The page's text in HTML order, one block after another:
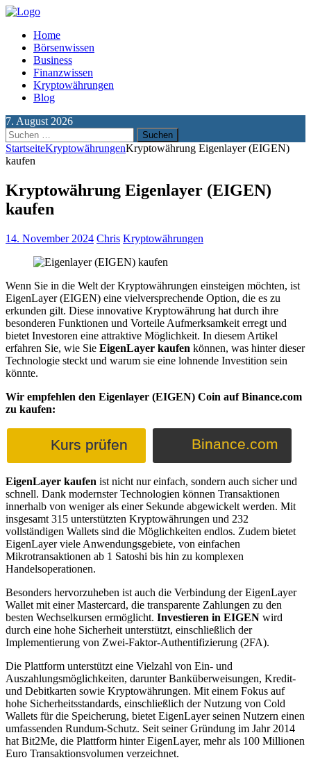
Home
Börsenwissen
Business
Finanzwissen
Kryptowährungen
Blog
7. August 2026
Suchen
nach:
StartseiteKryptowährungenKryptowährung Eigenlayer (EIGEN)
kaufen
Kryptowährung Eigenlayer (EIGEN)
kaufen
14. November 2024 Chris Kryptowährungen
Wenn Sie in die Welt der Kryptowährungen einsteigen möchten, ist
EigenLayer (EIGEN) eine vielversprechende Option, die es zu
erkunden gilt. Diese innovative Kryptowährung hat durch ihre
besonderen Funktionen und Vorteile Aufmerksamkeit erregt und
bietet Investoren eine attraktive Möglichkeit. In diesem Artikel
erfahren Sie, wie Sie EigenLayer kaufen können, was hinter dieser
Technologie steckt und warum sie eine lohnende Investition sein
könnte.
Wir empfehlen den Eigenlayer (EIGEN) Coin auf Binance.com
zu kaufen:
Binance.com
Kurs prüfen
EigenLayer kaufen ist nicht nur einfach, sondern auch sicher und
schnell. Dank modernster Technologien können Transaktionen
innerhalb von weniger als einer Sekunde abgewickelt werden. Mit
insgesamt 315 unterstützten Kryptowährungen und 232
vollständigen Wallets sind die Möglichkeiten endlos. Zudem bietet
EigenLayer viele Anwendungsgebiete, von einfachen
Mikrotransaktionen ab 1 Satoshi bis hin zu komplexen
Handelsoperationen.
Besonders hervorzuheben ist auch die Verbindung der EigenLayer
Wallet mit einer Mastercard, die transparente Zahlungen zu den
besten Wechselkursen ermöglicht. Investieren in EIGEN wird
durch eine hohe Sicherheit unterstützt, einschließlich der
Implementierung von Zwei-Faktor-Authentifizierung (2FA).
Die Plattform unterstützt eine Vielzahl von Ein- und
Auszahlungsmöglichkeiten, darunter Banküberweisungen, Kredit-
und Debitkarten sowie Kryptowährungen. Mit einem Fokus auf
hohe Sicherheitsstandards, einschließlich der Nutzung von Cold
Wallets für die Speicherung, bietet EigenLayer seinen Nutzern einen
umfassenden Rundum-Schutz. Seit seiner Gründung im Jahr 2014
hat Bit2Me, die Plattform hinter EigenLayer, mehr als 100 Millionen
Euro Transaktionsvolumen verzeichnet.